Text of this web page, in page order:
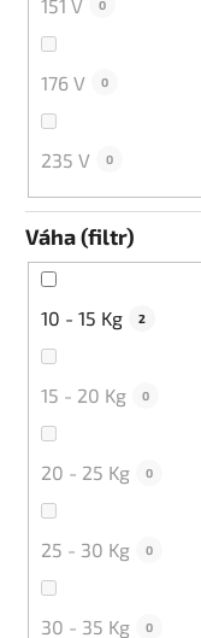
151 V 0
176 V 0
235 V 0
Váha (filtr)
10 - 15 Kg 2
15 - 20 Kg 0
20 - 25 Kg 0
25 - 30 Kg 0
30 - 35 Kg 0